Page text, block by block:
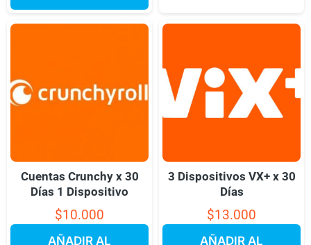
Cuentas Crunchy x 30
Días 1 Dispositivo
$10.000
AÑADIR AL
3 Dispositivos VX+ x 30
Días
$13.000
AÑADIR AL